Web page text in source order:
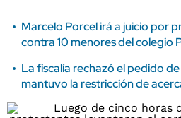
Marcelo Porcel irá a juicio por
contra 10 menores del colegio
La fiscalía rechazó el pedido
mantuvo la restricción de